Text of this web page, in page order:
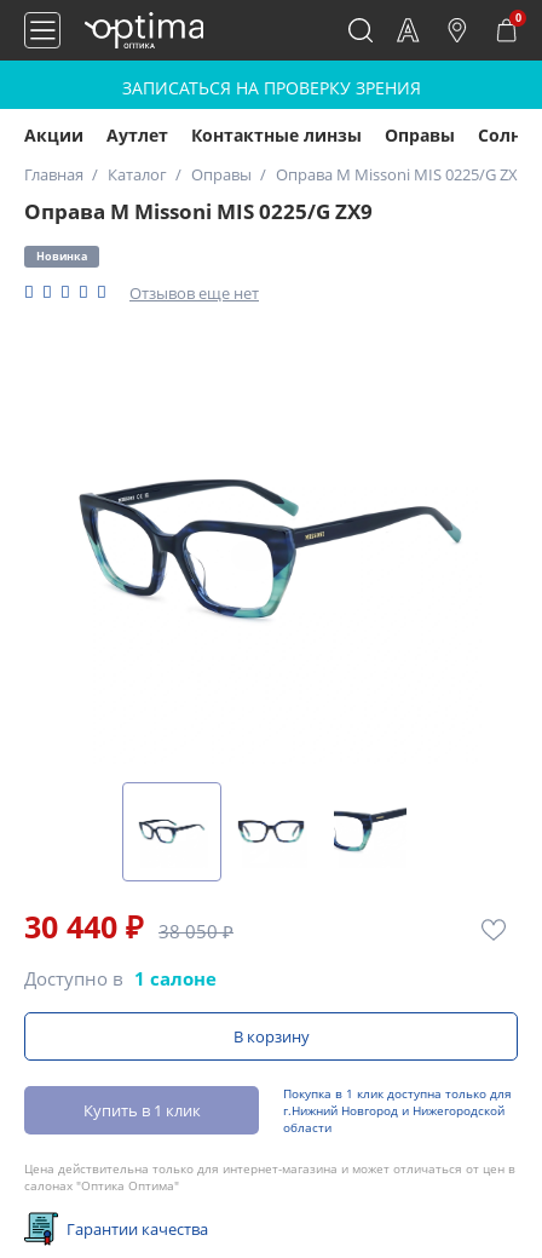
0
ЗАПИСАТЬСЯ НА ПРОВЕРКУ ЗРЕНИЯ
Акции Аутлет Контактные линзы Оправы
Главная Каталог Оправы Оправа M Missoni MIS 0225/G ZX9
Оправа M Missoni MIS 0225/G ZX9
Новинка
Отзывов еще нет
30 440 ₽ 38 050 ₽
Доступно в 1 салоне
В корзину
Купить в 1 клик
Покупка в 1 клик доступна только для
г.Нижний Новгород и Нижегородской
области
Цена действительна только для интернет-магазина и может отличаться от цен в
салонах "Оптика Оптима"
Гарантии качества